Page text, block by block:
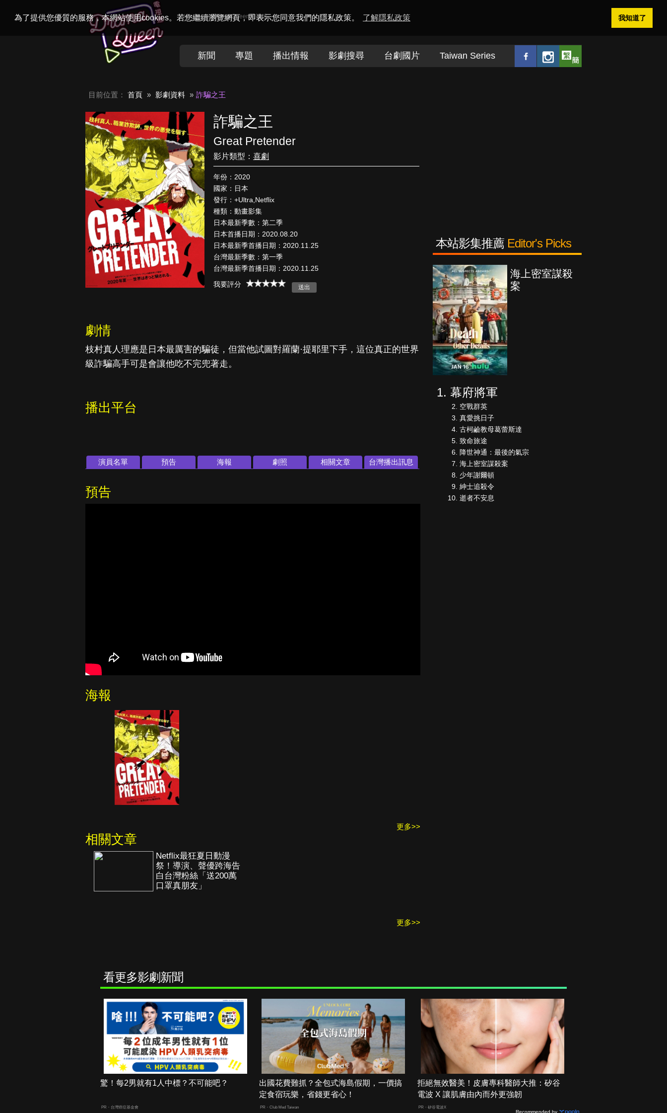
為了提供您優質的服務，本網站使用cookies。若您繼續瀏覽網頁，即表示您同意我們的隱私政策。 了解隱私政策 我知道了
Welcome toDramaQueen電視迷
新聞 專題 播出情報 影劇搜尋 台劇國片 Taiwan Series
目前位置： 首頁 影劇資料 詐騙之王
詐騙之王
Great Pretender
影片類型： 喜劇
年份：2020
國家：日本
發行：+Ultra,Netflix
種類：動畫影集
日本最新季數：第二季
日本首播日期：2020.08.20
日本最新季首播日期：2020.11.25
台灣最新季數：第一季
台灣最新季首播日期：2020.11.25
我要評分
劇情
枝村真人理應是日本最厲害的騙徒，但當他試圖對羅蘭·提耶里下手，這位真正的世界
級詐騙高手可是會讓他吃不完兜著走。
播出平台
演員名單 預告 海報 劇照 相關文章 台灣播出訊息
預告
海報
更多>>
相關文章
Netflix最狂夏日動漫
祭！導演、聲優跨海告
白台灣粉絲「送200萬
口罩真朋友」
更多>>
本站影集推薦 Editor's Picks
古柯鹼教母葛
蕾斯達
致命旅途
海上密室謀殺
案
幕府將軍
空戰群英
真愛挑日子
古柯鹼教母葛蕾斯達
致命旅途
降世神通：最後的氣宗
海上密室謀殺案
少年謝爾頓
紳士追殺令
逝者不安息
看更多影劇新聞
驚！每2男就有1人中標？不可能吧？
PR・台灣癌症基金會
出國花費難抓？全包式海島假期，一價搞
定食宿玩樂，省錢更省心！
PR・Club Med Taiwan
拒絕無效醫美！皮膚專科醫師大推：矽谷
電波 X 讓肌膚由內而外更強韌
PR・矽谷電波X
Recommended by